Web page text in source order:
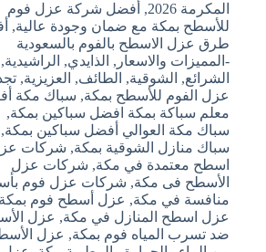
المكرمة 2026
, أفضل شركة عزل فوم
للأسطح بمكة مع ضمان وجودة عالية,
طرق عزل الاسطح بالفوم بالسعودية
-المميزات والاسعار , الذايدي, الراشيدية,
الشرائع, الشوقية, الطائف, العزيزية,
عزل الفوم للأسطح بمكة, سباك مكة
معلم سباكة بمكة افضل سباكين بمكة,
سباك مكة العوالي أفضل سباكين بمكة,
سباك منازل الشوقية بمكة, شركات
اسطح معتمدة في مكة, شركات عزل
الأسطح فى مكة, شركات عزل فوم
منافسة في مكة, عزل أسطح فوم بمكة
عزل اسطح المنازل في مكة, عزل
ضد تسرب المياه فوم بمكة, عزل